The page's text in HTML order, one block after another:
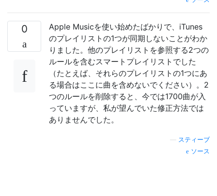
0
Apple Musicを使い始めたばかりで、iTunes
のプレイリストの1つが同期しないことがわか
りました。他のプレイリストを参照する2つの
ルールを含むスマートプレイリストでした
（たとえば、それらのプレイリストの1つにあ
る場合はここに曲を含めないでください）。2
つのルールを削除すると、今では1700曲が入
っていますが、私が望んでいた修正方法では
ありませんでした。
スティーブ
ソース